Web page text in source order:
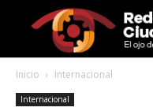
Inicio Internacional
Internacional